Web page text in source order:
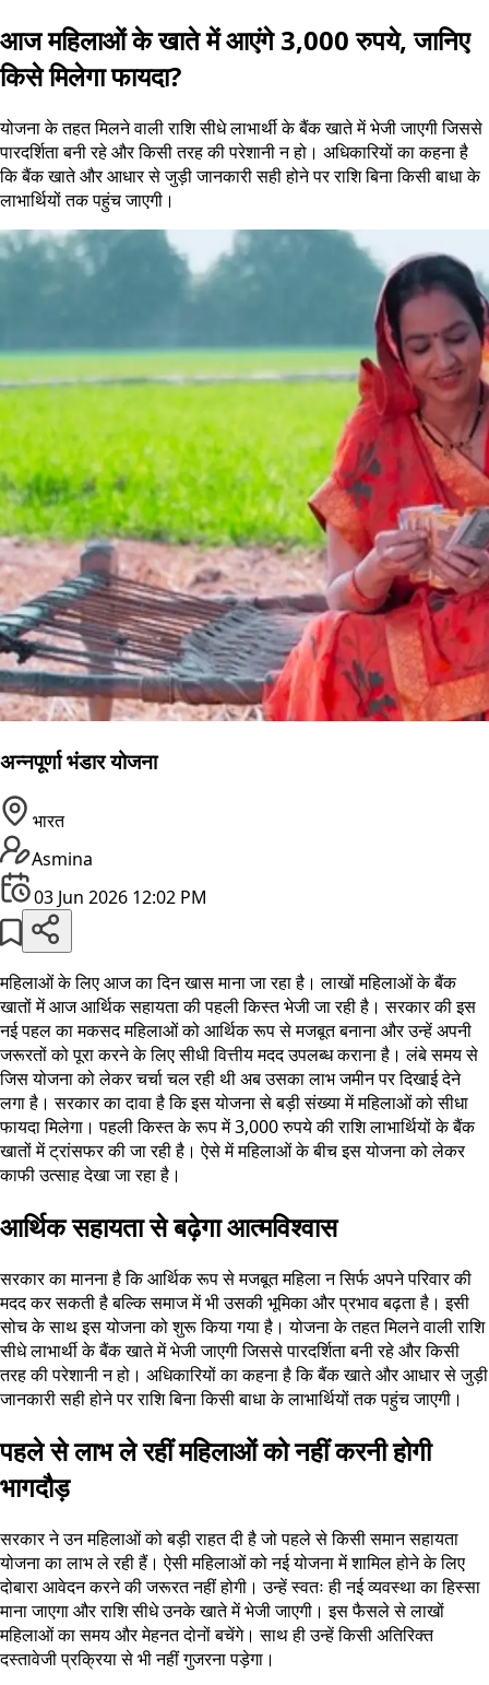
आज महिलाओं के खाते में आएंगे 3,000 रुपये, जानिए
किसे मिलेगा फायदा?
योजना के तहत मिलने वाली राशि सीधे लाभार्थी के बैंक खाते में भेजी जाएगी जिससे
पारदर्शिता बनी रहे और किसी तरह की परेशानी न हो। अधिकारियों का कहना है
कि बैंक खाते और आधार से जुड़ी जानकारी सही होने पर राशि बिना किसी बाधा के
लाभार्थियों तक पहुंच जाएगी।
अन्नपूर्णा भंडार योजना
भारत
Asmina
03 Jun 2026 12:02 PM
महिलाओं के लिए आज का दिन खास माना जा रहा है। लाखों महिलाओं के बैंक
खातों में आज आर्थिक सहायता की पहली किस्त भेजी जा रही है। सरकार की इस
नई पहल का मकसद महिलाओं को आर्थिक रूप से मजबूत बनाना और उन्हें अपनी
जरूरतों को पूरा करने के लिए सीधी वित्तीय मदद उपलब्ध कराना है। लंबे समय से
जिस योजना को लेकर चर्चा चल रही थी अब उसका लाभ जमीन पर दिखाई देने
लगा है। सरकार का दावा है कि इस योजना से बड़ी संख्या में महिलाओं को सीधा
फायदा मिलेगा। पहली किस्त के रूप में 3,000 रुपये की राशि लाभार्थियों के बैंक
खातों में ट्रांसफर की जा रही है। ऐसे में महिलाओं के बीच इस योजना को लेकर
काफी उत्साह देखा जा रहा है।
आर्थिक सहायता से बढ़ेगा आत्मविश्वास
सरकार का मानना है कि आर्थिक रूप से मजबूत महिला न सिर्फ अपने परिवार की
मदद कर सकती है बल्कि समाज में भी उसकी भूमिका और प्रभाव बढ़ता है। इसी
सोच के साथ इस योजना को शुरू किया गया है। योजना के तहत मिलने वाली राशि
सीधे लाभार्थी के बैंक खाते में भेजी जाएगी जिससे पारदर्शिता बनी रहे और किसी
तरह की परेशानी न हो। अधिकारियों का कहना है कि बैंक खाते और आधार से जुड़ी
जानकारी सही होने पर राशि बिना किसी बाधा के लाभार्थियों तक पहुंच जाएगी।
पहले से लाभ ले रहीं महिलाओं को नहीं करनी होगी
भागदौड़
सरकार ने उन महिलाओं को बड़ी राहत दी है जो पहले से किसी समान सहायता
योजना का लाभ ले रही हैं। ऐसी महिलाओं को नई योजना में शामिल होने के लिए
दोबारा आवेदन करने की जरूरत नहीं होगी। उन्हें स्वतः ही नई व्यवस्था का हिस्सा
माना जाएगा और राशि सीधे उनके खाते में भेजी जाएगी। इस फैसले से लाखों
महिलाओं का समय और मेहनत दोनों बचेंगे। साथ ही उन्हें किसी अतिरिक्त
दस्तावेजी प्रक्रिया से भी नहीं गुजरना पड़ेगा।